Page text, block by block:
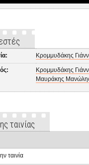
Κρομμυδάκης
Κρομμυδάκης
Μαυράκης
ταινίας
ταινία